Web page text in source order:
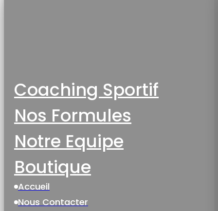
Coaching Sportif
Nos Formules
Notre Equipe
Boutique
Accueil
Nous Contacter